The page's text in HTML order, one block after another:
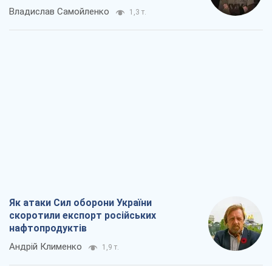
Владислав Самойленко 1,3 т.
Як атаки Сил оборони України
скоротили експорт російських
нафтопродуктів
Андрій Клименко 1,9 т.